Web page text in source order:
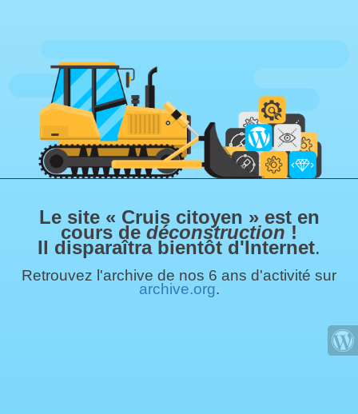
Le site « Cruis citoyen » est en
cours de déconstruction !
Il disparaîtra bientôt d'Internet.
Retrouvez l'archive de nos 6 ans d'activité sur
archive.org.